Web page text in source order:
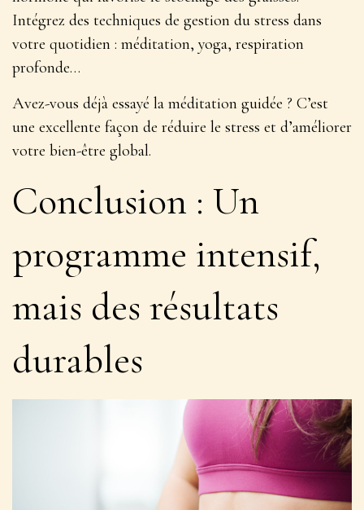
Intégrez des techniques de gestion du stress dans
votre quotidien : méditation, yoga, respiration
profonde…
Avez-vous déjà essayé la méditation guidée ? C’est
une excellente façon de réduire le stress et d’améliorer
votre bien-être global.
Conclusion : Un
programme intensif,
mais des résultats
durables